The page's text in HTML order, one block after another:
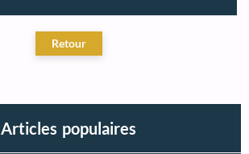
Articles populaires